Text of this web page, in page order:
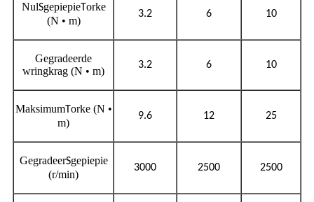
NulSgepiepieTorke
(N • m)
3.2 6 10
Gegradeerde
wringkrag (N • m)
3.2 6 10
MaksimumTorke (N •
m)
9.6 12 25
GegradeerSgepiepie
(r/min)
3000 2500 2500